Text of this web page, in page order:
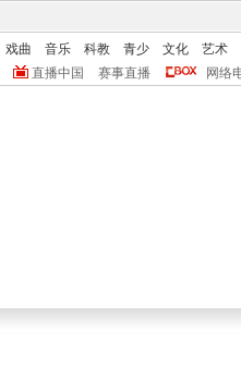
戏曲 音乐 科教 青少 文化
艺术
直播中国 赛事直播 网络